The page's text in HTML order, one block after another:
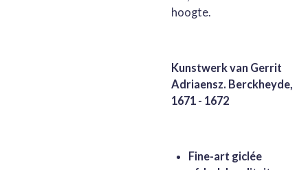
hoogte.
Kunstwerk van Gerrit
Adriaensz. Berckheyde,
1671 - 1672
Fine-art giclée